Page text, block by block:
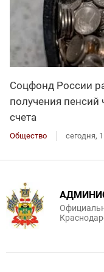
Соцфонд России
получения
счета
Общество сегодня,